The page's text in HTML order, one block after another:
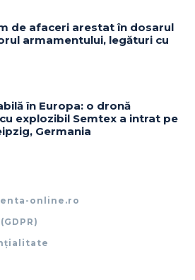
de afaceri arestat în dosarul
armamentului, legături cu
în Europa: o dronă
explozibil Semtex a intrat pe
Germania
online.ro